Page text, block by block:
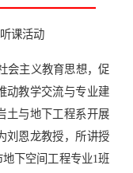
课活动
会主义教育思想，促
动教学交流与专业建
土与地下工程系开展
刘恩龙教授，所讲授
下空间工程专业1班